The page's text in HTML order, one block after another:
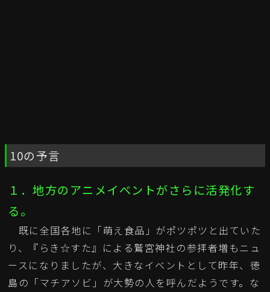
10の予言
１．地方のアニメイベントがさらに活発化す
る。
既に全国各地に「萌え食品」がポツポツと出ていた
り、『らき☆すた』による鷲宮神社の参拝者増もニュ
ースになりましたが、大きなイベントとして昨年、徳
島の「マチアソビ」が大勢の人を呼んだようです。な